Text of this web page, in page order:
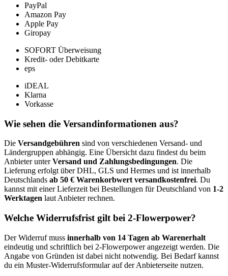
PayPal
Amazon Pay
Apple Pay
Giropay
SOFORT Überweisung
Kredit- oder Debitkarte
eps
iDEAL
Klarna
Vorkasse
Wie sehen die Versandinformationen aus?
Die Versandgebühren sind von verschiedenen Versand- und
Ländergruppen abhängig. Eine Übersicht dazu findest du beim
Anbieter unterVersand und Zahlungsbedingungen. Die
Lieferung erfolgt über DHL, GLS und Hermes und ist innerhalb
Deutschlands ab 50 € Warenkorbwert versandkostenfrei. Du
kannst mit einer Lieferzeit bei Bestellungen für Deutschland von 1-2
Werktagen laut Anbieter rechnen.
Welche Widerrufsfrist gilt bei 2-Flowerpower?
Der Widerruf muss innerhalb von 14 Tagen ab Warenerhalt
eindeutig und schriftlich bei 2-Flowerpower angezeigt werden. Die
Angabe von Gründen ist dabei nicht notwendig. Bei Bedarf kannst
du ein Muster-Widerrufsformular auf der Anbieterseite nutzen.